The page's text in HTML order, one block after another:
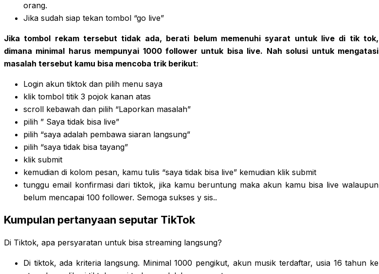
orang.
Jika sudah siap tekan tombol “go live”
Jika tombol rekam tersebut tidak ada, berati belum memenuhi syarat untuk live di tik tok,
dimana minimal harus mempunyai 1000 follower untuk bisa live. Nah solusi untuk mengatasi
masalah tersebut kamu bisa mencoba trik berikut:
Login akun tiktok dan pilih menu saya
klik tombol titik 3 pojok kanan atas
scroll kebawah dan pilih “Laporkan masalah”
pilih ” Saya tidak bisa live”
pilih “saya adalah pembawa siaran langsung”
pilih “saya tidak bisa tayang”
klik submit
kemudian di kolom pesan, kamu tulis “saya tidak bisa live” kemudian klik submit
tunggu email konfirmasi dari tiktok, jika kamu beruntung maka akun kamu bisa live walaupun
belum mencapai 100 follower. Semoga sukses y sis..
Kumpulan pertanyaan seputar TikTok
Di Tiktok, apa persyaratan untuk bisa streaming langsung?
Di tiktok, ada kriteria langsung. Minimal 1000 pengikut, akun musik terdaftar, usia 16 tahun ke